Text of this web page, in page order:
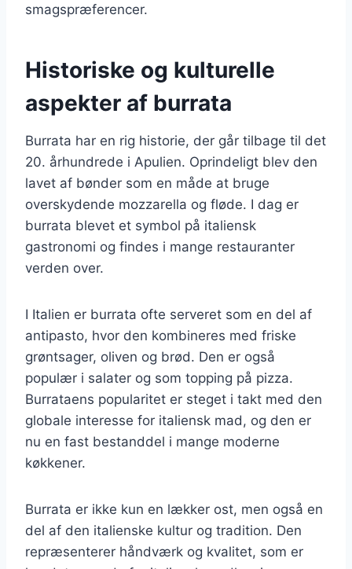
smagspræferencer.
Historiske og kulturelle
aspekter af burrata
Burrata har en rig historie, der går tilbage til det
20. århundrede i Apulien. Oprindeligt blev den
lavet af bønder som en måde at bruge
overskydende mozzarella og fløde. I dag er
burrata blevet et symbol på italiensk
gastronomi og findes i mange restauranter
verden over.
I Italien er burrata ofte serveret som en del af
antipasto, hvor den kombineres med friske
grøntsager, oliven og brød. Den er også
populær i salater og som topping på pizza.
Burrataens popularitet er steget i takt med den
globale interesse for italiensk mad, og den er
nu en fast bestanddel i mange moderne
køkkener.
Burrata er ikke kun en lækker ost, men også en
del af den italienske kultur og tradition. Den
repræsenterer håndværk og kvalitet, som er